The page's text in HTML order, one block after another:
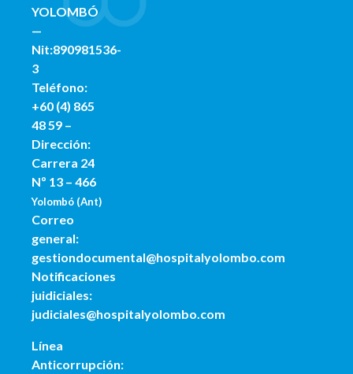
YOLOMBÓ
—
Nit:890981536-
3
Teléfono:
+60 (4) 865
48 59 –
Dirección:
Carrera 24
Nº 13 – 466
Yolombó (Ant)
Correo
general:
gestiondocumental@hospitalyolombo.com
Notificaciones
juidiciales:
judiciales@hospitalyolombo.com
Línea
Anticorrupción: